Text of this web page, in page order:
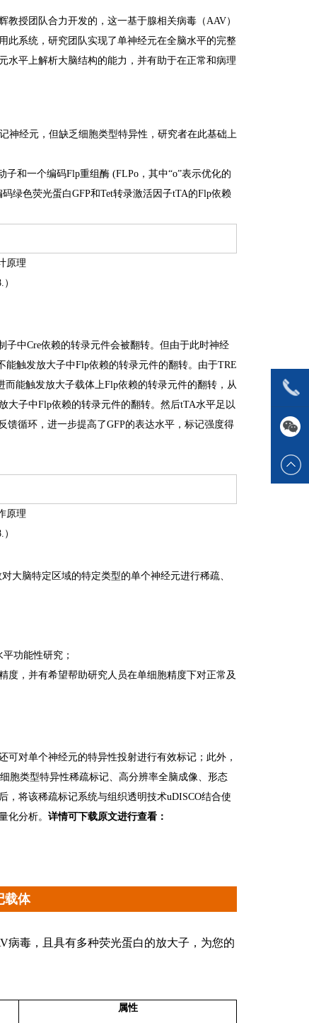
授团队合力开发的，这一基于腺相关病毒（AAV）
此系统，研究团队实现了单神经元在全脑水平的完整
水平上解析大脑结构的能力，并有助于在正常和病理
神经元，但缺乏细胞类型特异性，研究者在此基础上
子和一个编码Flp重组酶 (FLPo，其中“o”表示优化的
绿色荧光蛋白GFP和Tet转录激活因子tTA的Flp依赖
原理
子中Cre依赖的转录元件会被翻转。但由于此时神经
触发放大子中Flp依赖的转录元件的翻转。由于TRE
能触发放大子载体上Flp依赖的转录元件的翻转，从
大子中Flp依赖的转录元件的翻转。然后tTA水平足以
循环，进一步提高了GFP的表达水平，标记强度得
原理
大脑特定区域的特定类型的单个神经元进行稀疏、
功能性研究；
度，并有希望帮助研究人员在单细胞精度下对正常及
对单个神经元的特异性投射进行有效标记；此外，
胞类型特异性稀疏标记、高分辨率全脑成像、形态
将该稀疏标记系统与组织透明技术uDISCO结合使
化分析。 详情可下载原文进行查看：
载体
毒，且具有多种荧光蛋白的放大子，为您的
属性